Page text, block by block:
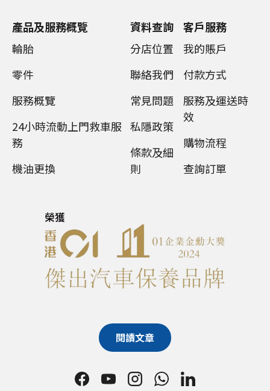
產品及服務概覽
輪胎
零件
服務概覽
24小時流動上門救車服
務
機油更換
資料查詢
分店位置
聯絡我們
常見問題
私隱政策
條款及細
則
客戶服務
我的賬戶
付款方式
服務及運送時
效
購物流程
查詢訂單
閱讀文章
Facebook
YouTubeInstagram
WhatsAppLinkedIn